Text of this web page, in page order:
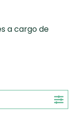
Pancakes
Cupcakes y
Muffins
Chefs
Novedades
a cargo de